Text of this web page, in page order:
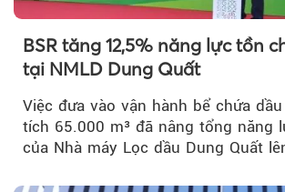
BSR tăng 12,5% năng lực tồn
tại NMLD Dung Quất
Việc đưa vào vận hành bể chứa
tích 65.000 m³ đã nâng tổng năng
của Nhà máy Lọc dầu Dung Quất